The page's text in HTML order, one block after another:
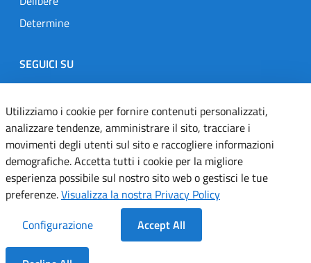
Determine
SEGUICI SU
Designers Italia
TwitterInstagramYoutubeLinkedin
Dichiarazione di accessibilità
Informativa cookie
Note legali
Utilizziamo i cookie per fornire contenuti personalizzati,
analizzare tendenze, amministrare il sito, tracciare i
movimenti degli utenti sul sito e raccogliere informazioni
demografiche. Accetta tutti i cookie per la migliore
esperienza possibile sul nostro sito web o gestisci le tue
preferenze.Visualizza la nostra Privacy Policy
Configurazione
Accept All